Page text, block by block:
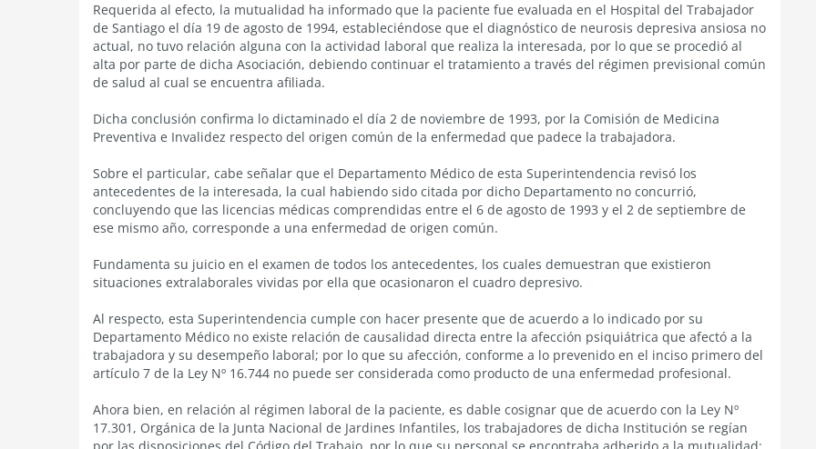
Requerida al efecto, la mutualidad ha informado que la paciente fue evaluada en el Hospital del Trabajador
de Santiago el día 19 de agosto de 1994, estableciéndose que el diagnóstico de neurosis depresiva ansiosa no
actual, no tuvo relación alguna con la actividad laboral que realiza la interesada, por lo que se procedió al
alta por parte de dicha Asociación, debiendo continuar el tratamiento a través del régimen previsional común
de salud al cual se encuentra afiliada.
Dicha conclusión confirma lo dictaminado el día 2 de noviembre de 1993, por la Comisión de Medicina
Preventiva e Invalidez respecto del origen común de la enfermedad que padece la trabajadora.
Sobre el particular, cabe señalar que el Departamento Médico de esta Superintendencia revisó los
antecedentes de la interesada, la cual habiendo sido citada por dicho Departamento no concurrió,
concluyendo que las licencias médicas comprendidas entre el 6 de agosto de 1993 y el 2 de septiembre de
ese mismo año, corresponde a una enfermedad de origen común.
Fundamenta su juicio en el examen de todos los antecedentes, los cuales demuestran que existieron
situaciones extralaborales vividas por ella que ocasionaron el cuadro depresivo.
Al respecto, esta Superintendencia cumple con hacer presente que de acuerdo a lo indicado por su
Departamento Médico no existe relación de causalidad directa entre la afección psiquiátrica que afectó a la
trabajadora y su desempeño laboral; por lo que su afección, conforme a lo prevenido en el inciso primero del
artículo 7 de la Ley Nº 16.744 no puede ser considerada como producto de una enfermedad profesional.
Ahora bien, en relación al régimen laboral de la paciente, es dable cosignar que de acuerdo con la Ley Nº
17.301, Orgánica de la Junta Nacional de Jardines Infantiles, los trabajadores de dicha Institución se regían